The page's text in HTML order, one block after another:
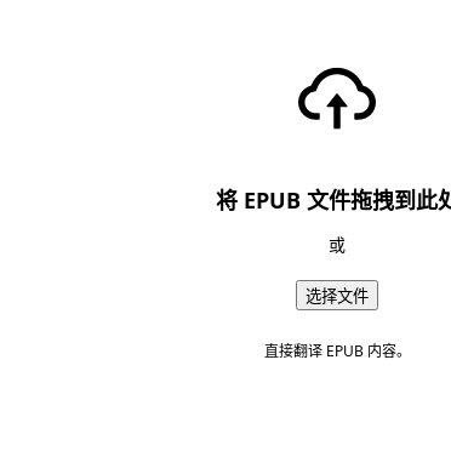
将 EPUB 文件拖拽到此
或
选择文件
直接翻译 EPUB 内容。